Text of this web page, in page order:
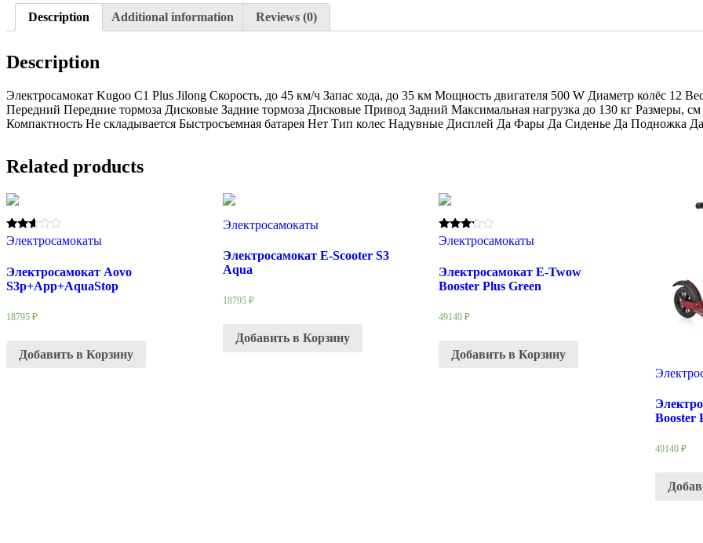
Description Additional information Reviews (0)
Description
Электросамокат Kugoo C1 Plus Jilong Скорость, до 45 км/ч Запас хода, до 35 км Мощность двигателя 500 W Диаметр колёс 12
Передний Передние тормоза Дисковые Задние тормоза Дисковые Привод Задний Максимальная нагрузка до 130 кг Размеры,
Компактность Не складывается Быстросъемная батарея Нет Тип колес Надувные Дисплей Да Фары Да Сиденье Да Подножка
Related products
Rated
5
Электросамокаты
Электросамокат Aovo
S3р+App+AquaStop
18795 ₽
Добавить в Корзину
Электросамокаты
Электросамокат E-Scooter S3
Aqua
18795 ₽
Добавить в Корзину
Rated
5
Электросамокаты
Электросамокат E-Twow
Booster Plus Green
49140₽
Добавить в Корзину
Booster
49140 ₽